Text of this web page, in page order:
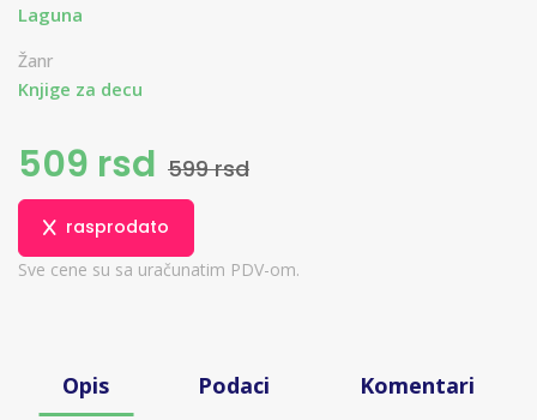
Laguna
Žanr
Knjige za decu
509 rsd 599 rsd
rasprodato
Sve cene su sa uračunatim PDV-om.
Opis Podaci Komentari